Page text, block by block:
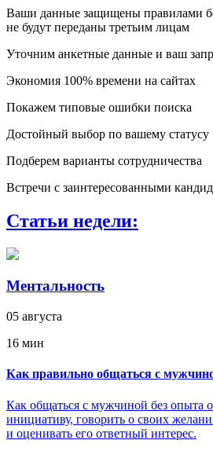
Ваши данные защищены правилами
не будут переданы третьим лицам
Уточним анкетные данные и ваш
Экономия 100% времени на сайтах
Покажем типовые ошибки поиска
Достойный выбор по вашему статусу
Подберем варианты сотрудничества
Встречи с заинтересованными
Статьи недели:
Ментальность
05 августа
16 мин
Как правильно общаться с
Как общаться с мужчиной без опыта
инициативу, говорить о своих
и оценивать его ответный интерес.